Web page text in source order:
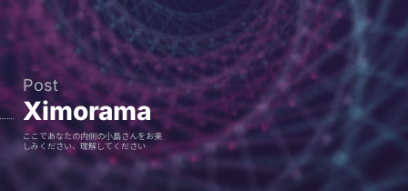
Post
Ximorama
ここであなたの内側の小島さんをお楽
しみください、理解してください